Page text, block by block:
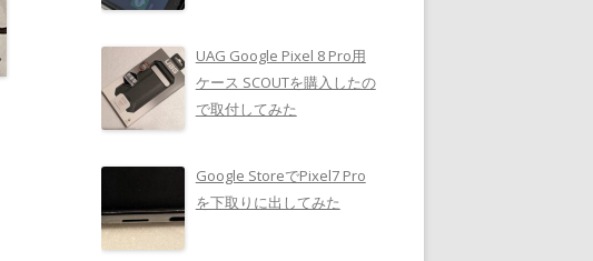
UAG Google Pixel 8 Pro用
ケース SCOUTを購入したの
で取付してみた
Google StoreでPixel7 Pro
を下取りに出してみた